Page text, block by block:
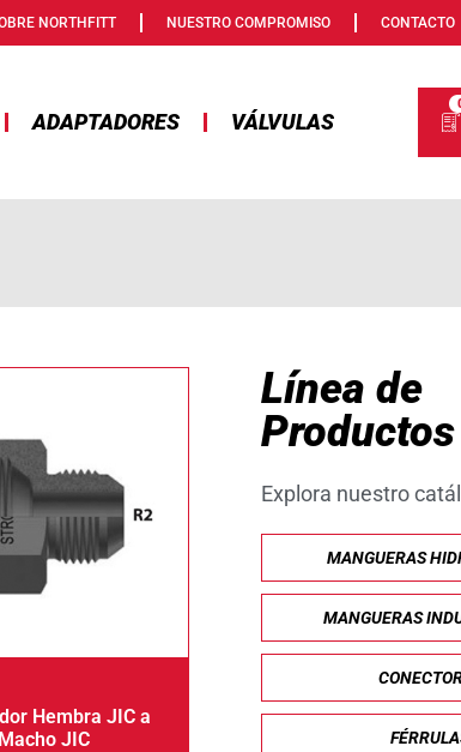
NORTHFITT NUESTRO COMPROMISO CONTACTO
ADAPTADORES VÁLVULAS
Hembra JIC a
Macho JIC
Línea de
Productos
Explora nuestro
MANGUERAS
MANGUERAS